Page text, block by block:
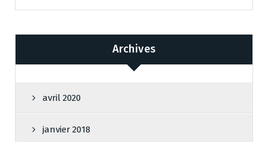
Archives
avril 2020
janvier 2018